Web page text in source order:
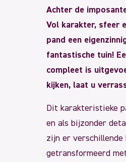
Achter de
Vol karakter, sfeer
pand een
fantastische tuin!
compleet is
kijken, laat u
Dit karakteristieke
en als bijzonder
zijn er verschillende
getransformeerd